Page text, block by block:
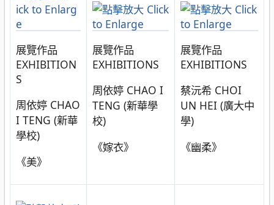
展覽作品
EXHIBITION
S
周依婷 CHAO
I TENG (新華
學校)
《美》
展覽作品
EXHIBITIONS
周依婷 CHAO I
TENG (新華學
校)
《嫁衣》
展覽作品
EXHIBITIONS
蔡沅希 CHOI
UN HEI (廣大中
學)
《幽柔》